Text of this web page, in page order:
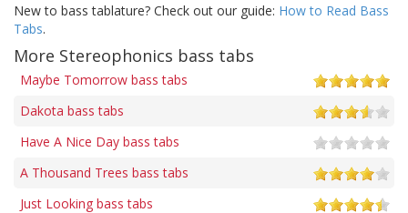
New to bass tablature? Check out our guide: How to Read Bass
Tabs.
More Stereophonics bass tabs
Maybe Tomorrow bass tabs
Dakota bass tabs
Have A Nice Day bass tabs
A Thousand Trees bass tabs
Just Looking bass tabs